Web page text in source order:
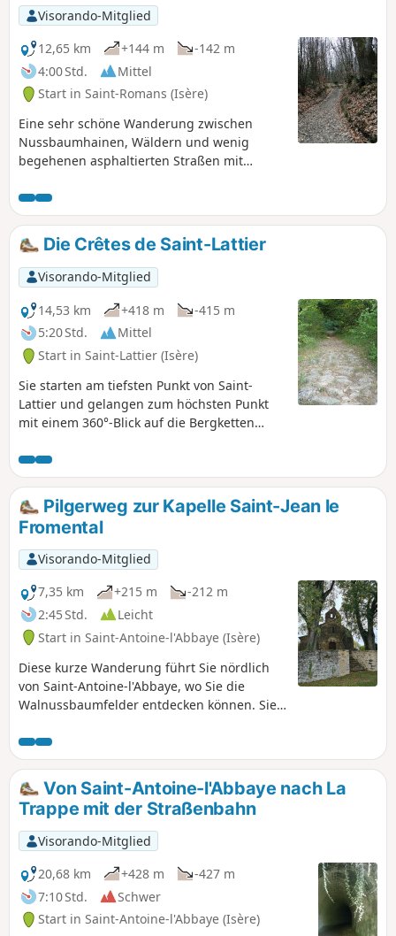
Visorando-Mitglied
12,65 km
+144 m
-142 m
4:00 Std.
Mittel
Start in Saint-Romans (Isère)
Eine sehr schöne Wanderung zwischen
Nussbaumhainen, Wäldern und wenig
begehenen asphaltierten Straßen mit
Vercors.
Die Crêtes de Saint-Lattier
Visorando-Mitglied
14,53 km
+418 m
-415 m
5:20 Std.
Mittel
Start in Saint-Lattier (Isère)
Sie starten am tiefsten Punkt von Saint-
Lattier und gelangen zum höchsten Punkt
mit einem 360°-Blick auf die Bergketten
gepflasterte Aufstieg, eine ehemalige
mittelalterliche Straße, führt nach Bel Aire.
Entlang des Weges können Sie das
Kopfsteinpflaster, die Bauwerke aus dieser
Zeit und die Spurrillen bewundern, die von
den Wagen und Karren hinterlassen
wurden, die zur Burgruine „Le Pain Sucre”
führten, die das Tal von Saint-Lattier
überragt.
Pilgerweg zur Kapelle Saint-Jean le
Fromental
Visorando-Mitglied
7,35 km
+215 m
-212 m
2:45 Std.
Leicht
Start in Saint-Antoine-l'Abbaye (Isère)
Diese kurze Wanderung führt Sie nördlich
von Saint-Antoine-l'Abbaye, wo Sie die
Walnussbaumfelder entdecken können. Sie
Die Kapelle Saint-Jean le Fromental ist recht
groß und beherbergt einen kleinen, sehr
alten Friedhof. Der Rückweg führt Sie direkt
zur Abtei, wie die Pilger aus der Zeit des
„brennenden Leidens“. Sie können die
Wanderung, die Stadtbesichtigung und die
Besichtigung der Sehenswürdigkeiten an
einem Tag unternehmen, wenn Sie früh
genug am Morgen ankommen.
Von Saint-Antoine-l'Abbaye nach La
Trappe mit der Straßenbahn
Visorando-Mitglied
20,68 km
+428 m
-427 m
7:10 Std.
Schwer
Start in Saint-Antoine-l'Abbaye (Isère)